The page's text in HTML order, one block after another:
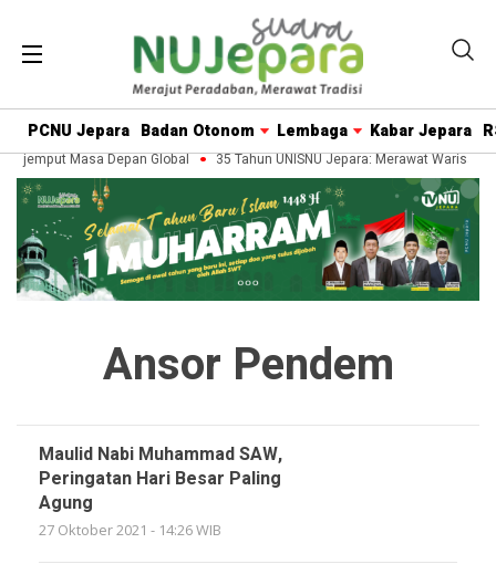
PCNU Jepara Badan Otonom Lembaga Kabar Jepara
Masa Depan Global 35 Tahun UNISNU Jepara: Merawat Warisan
Ansor Pendem
Maulid Nabi Muhammad SAW,
Peringatan Hari Besar Paling
Agung
27 Oktober 2021 - 14:26 WIB